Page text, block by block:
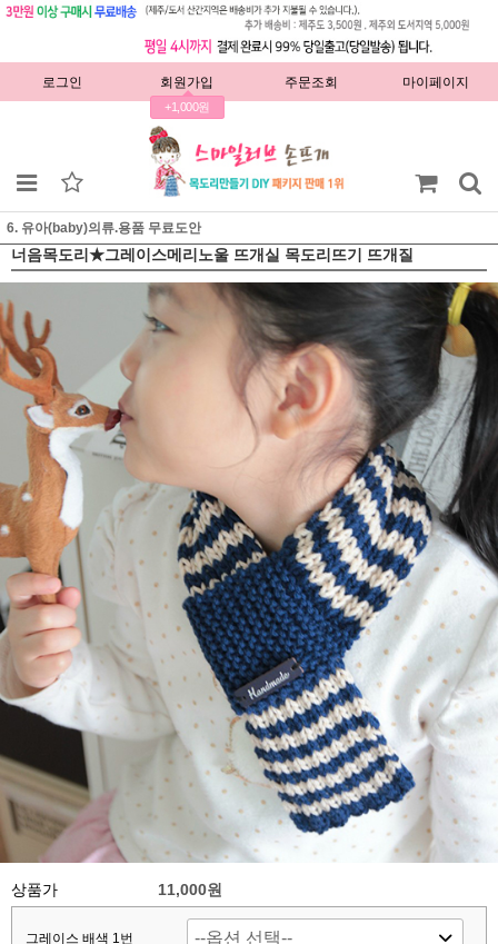
로그인 회원가입
+1,000원
주문조회 마이페이지
6. 유아(baby)의류.용품 무료도안
너음목도리★그레이스메리노울 뜨개실 목도리뜨기 뜨개질
상품가 11,000원
그레이스 배색 1번